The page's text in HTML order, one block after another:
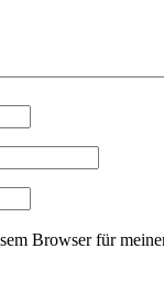
Browser für